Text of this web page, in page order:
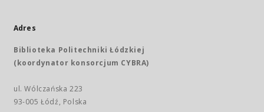
Adres
Biblioteka Politechniki Łódzkiej
(koordynator konsorcjum CYBRA)
ul. Wólczańska 223
93-005 Łódź, Polska